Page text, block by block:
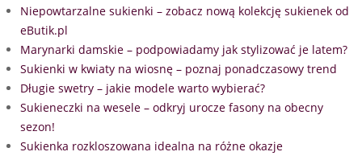
Niepowtarzalne sukienki – zobacz nową kolekcję sukienek od
eButik.pl
Marynarki damskie – podpowiadamy jak stylizować je latem?
Sukienki w kwiaty na wiosnę – poznaj ponadczasowy trend
Długie swetry – jakie modele warto wybierać?
Sukieneczki na wesele – odkryj urocze fasony na obecny
sezon!
Sukienka rozkloszowana idealna na różne okazje